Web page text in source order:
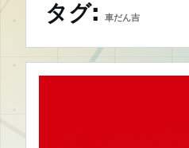
タグ: 車だん吉